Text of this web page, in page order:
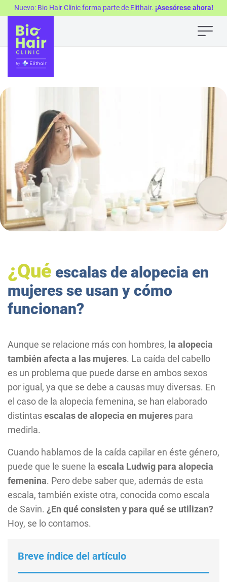
Nuevo: Bio Hair Clinic forma parte de Elithair. ¡Asesórese ahora!
¿Qué escalas de alopecia en
mujeres se usan y cómo
funcionan?
Aunque se relacione más con hombres, la alopecia
también afecta a las mujeres. La caída del cabello
es un problema que puede darse en ambos sexos
por igual, ya que se debe a causas muy diversas. En
el caso de la alopecia femenina, se han elaborado
distintasescalas de alopecia en mujeres para
medirla.
Cuando hablamos de la caída capilar en éste género,
puede que le suene la escala Ludwig para alopecia
femenina. Pero debe saber que, además de esta
escala, también existe otra, conocida como escala
de Savin. ¿En qué consisten y para qué se utilizan?
Hoy, se lo contamos.
Breve índice del artículo